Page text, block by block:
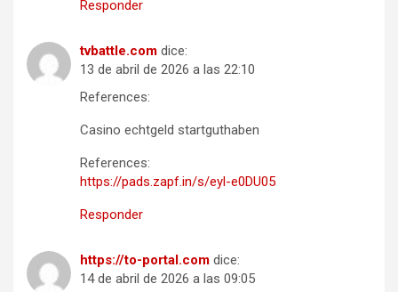
Responder
tvbattle.com dice:
13 de abril de 2026 a las 22:10
References:
Casino echtgeld startguthaben
References:
https://pads.zapf.in/s/eyl-e0DU05
Responder
https://to-portal.com dice:
14 de abril de 2026 a las 09:05